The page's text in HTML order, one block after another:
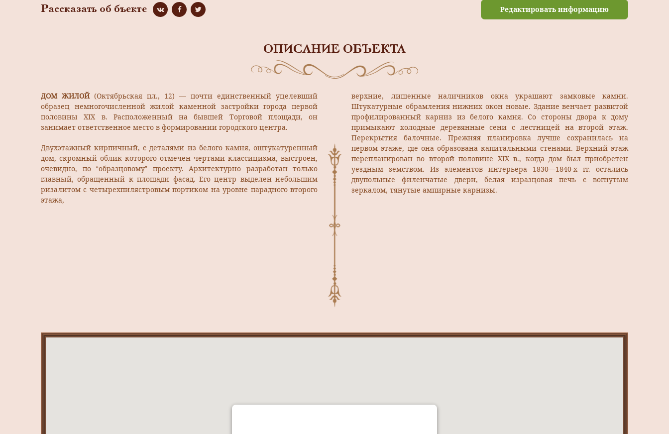
Рассказать об бъекте Редактировать информацию
ОПИСАНИЕ ОБЪЕКТА
ДОМ ЖИЛОЙ(Октябрьская пл., 12) — почти единственный уцелевший
образец немногочисленной жилой каменной застройки города первой
половины XIX в. Расположенный на бывшей Торговой площади, он
занимает ответственное место в формировании городского центра.
Двухэтажный кирпичный, с деталями из белого камня, оштукатуренный
дом, скромный облик которого отмечен чертами классицизма, выстроен,
очевидно, по “образцовому” проекту. Архитектурно разработан только
главный, обращенный к площади фасад. Его центр выделен небольшим
ризалитом с четырехпилястровым портиком на уровне парадного второго
этажа,
верхние, лишенные наличников окна украшают замковые камни.
Штукатурные обрамления нижних окон новые. Здание венчает развитой
профилированный карниз из белого камня. Со стороны двора к дому
примыкают холодные деревянные сени с лестницей на второй этаж.
Перекрытия балочные. Прежняя планировка лучше сохранилась на
первом этаже, где она образована капитальными стенами. Верхний этаж
перепланирован во второй половине XIX в., когда дом был приобретен
уездным земством. Из элементов интерьера 1830—1840-х гг. остались
двупольные филенчатые двери, белая изразцовая печь с вогнутым
зеркалом, тянутые ампирные карнизы.